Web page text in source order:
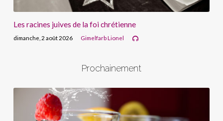
Les racines juives de la foi chrétienne
dimanche, 2 août 2026 Gimelfarb Lionel
Prochainement